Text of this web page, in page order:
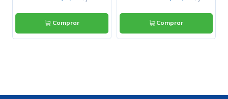
Comprar Comprar